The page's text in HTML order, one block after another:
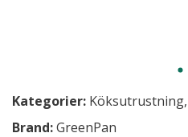
Kategorier: Köksutrustning,
Brand:GreenPan